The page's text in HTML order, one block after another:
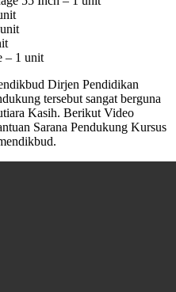
– 1 unit
Dirjen Pendidikan
tersebut sangat berguna
Kasih. Berikut Video
Sarana Pendukung Kursus